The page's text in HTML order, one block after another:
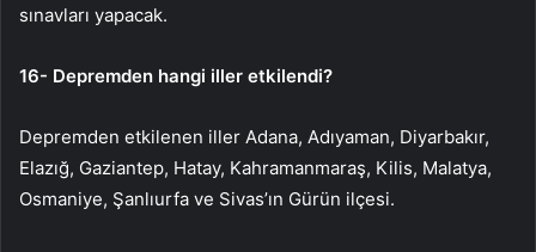
sınavları yapacak.
16- Depremden hangi iller etkilendi?
Depremden etkilenen iller Adana, Adıyaman, Diyarbakır,
Elazığ, Gaziantep, Hatay, Kahramanmaraş, Kilis, Malatya,
Osmaniye, Şanlıurfa ve Sivas’ın Gürün ilçesi.